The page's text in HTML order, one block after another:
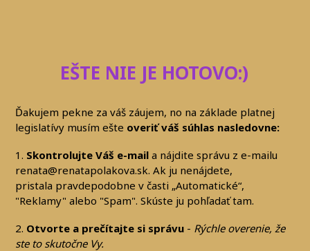
EŠTE NIE JE HOTOVO:)
Ďakujem pekne za váš záujem, no na základe platnej
legislatívy musím ešte overiť váš súhlas nasledovne:
1. Skontrolujte Váš e-mail a nájdite správu z e-mailu
renata@renatapolakova.sk. Ak ju nenájdete,
pristala pravdepodobne v časti „Automatické“,
"Reklamy" alebo "Spam". Skúste ju pohľadať tam.
2. Otvorte a prečítajte si správu - Rýchle overenie, že
ste to skutočne Vy.